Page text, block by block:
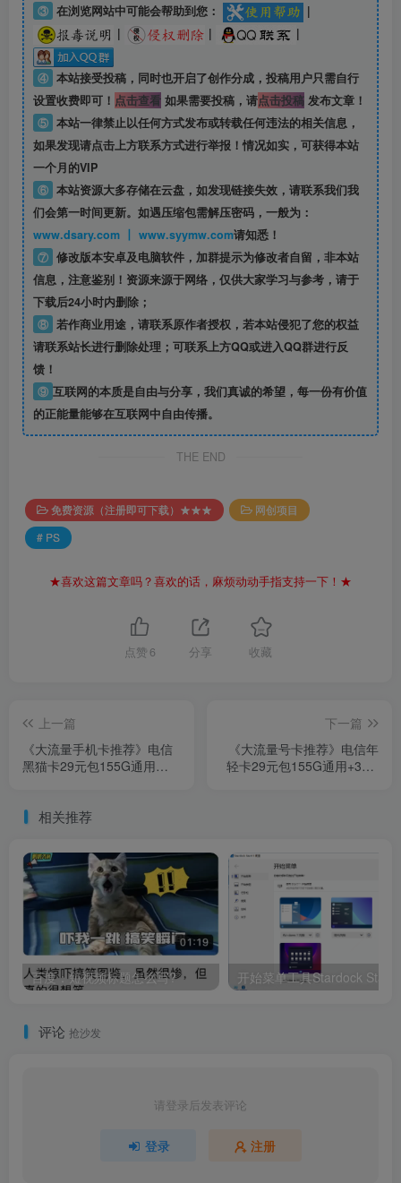
③ 在浏览网站中可能会帮助到您：
|
|
| |
④ 本站接受投稿，同时也开启了创作分成，投稿用户只需自行
设置收费即可！ 点击查看如果需要投稿，请点击投稿发布文章！
⑤ 本站一律禁止以任何方式发布或转载任何违法的相关信息，
如果发现请点击上方联系方式进行举报！情况如实，可获得本站
一个月的VIP
⑥ 本站资源大多存储在云盘，如发现链接失效，请联系我们我
们会第一时间更新。如遇压缩包需解压密码，一般为：
www.dsary.com 丨 www.syymw.com请知悉！
⑦ 修改版本安卓及电脑软件，加群提示为修改者自留， 非本站
信息，注意鉴别！资源来源于网络，仅供大家学习与参考，请于
下载后24小时内删除；
⑧ 若作商业用途，请联系原作者授权，若本站侵犯了您的权益
请联系站长进行删除处理；可联系上方QQ或进入QQ群进行反
馈！
⑨ 互联网的本质是自由与分享，我们真诚的希望，每一份有价值
的正能量能够在互联网中自由传播。
THE END
免费资源（注册即可下载）★★★
网创项目
# PS
★喜欢这篇文章吗？喜欢的话，麻烦动动手指支持一下！★
点赞 6 分享 收藏
上一篇
《大流量手机卡推荐》电信
黑猫卡29元包155G通用
下一篇
《大流量号卡推荐》电信年
轻卡29元包155G通用+30G
相关推荐
百度：短视频标题怎么写?
评论 抢沙发
请登录后发表评论
登录 注册